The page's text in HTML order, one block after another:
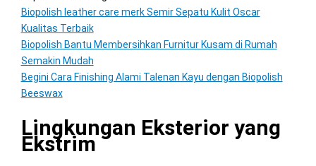
Biopolish leather care merk Semir Sepatu Kulit Oscar
Kualitas Terbaik
Biopolish Bantu Membersihkan Furnitur Kusam di Rumah
Semakin Mudah
Begini Cara Finishing Alami Talenan Kayu dengan Biopolish
Beeswax
Lingkungan Eksterior yang
Ekstrim